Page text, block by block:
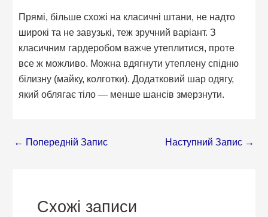
Прямі, більше схожі на класичні штани, не надто
широкі та не завузькі, теж зручний варіант. З
класичним гардеробом важче утеплитися, проте
все ж можливо. Можна вдягнути утеплену спідню
білизну (майку, колготки). Додатковий шар одягу,
який облягає тіло — менше шансів змерзнути.
← Попередній Запис Наступний Запис →
Схожі записи